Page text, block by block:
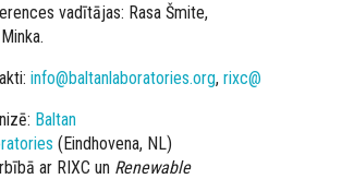
vadītājas: Rasa Šmite,
info@baltanlaboratories.org, rixc@rixc.org
Baltan
(Eindhovena, NL)
ar RIXC un Renewable